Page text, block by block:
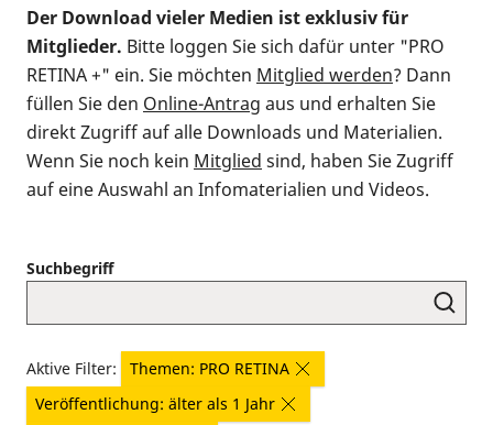
Der Download vieler Medien ist exklusiv für
Mitglieder. Bitte loggen Sie sich dafür unter "PRO
RETINA +" ein. Sie möchten Mitglied werden? Dann
füllen Sie den Online-Antrag aus und erhalten Sie
direkt Zugriff auf alle Downloads und Materialien.
Wenn Sie noch kein Mitglied sind, haben Sie Zugriff
auf eine Auswahl an Infomaterialien und Videos.
Suchbegriff
Aktive Filter:
Themen: PRO RETINA
Veröffentlichung: älter als 1 Jahr